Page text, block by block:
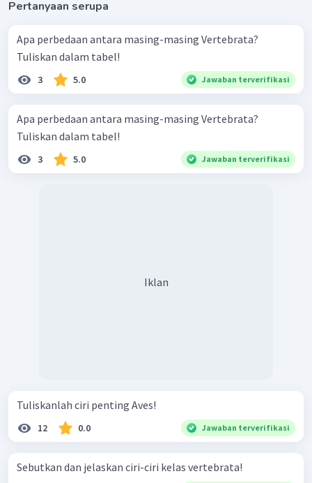
Pertanyaan serupa
Apa perbedaan antara masing-masing Vertebrata?
Tuliskan dalam tabel!
3 5.0 Jawaban terverifikasi
Apa perbedaan antara masing-masing Vertebrata?
Tuliskan dalam tabel!
3 5.0 Jawaban terverifikasi
Iklan
Tuliskanlah ciri penting Aves!
12 0.0 Jawaban terverifikasi
Sebutkan dan jelaskan ciri-ciri kelas vertebrata!